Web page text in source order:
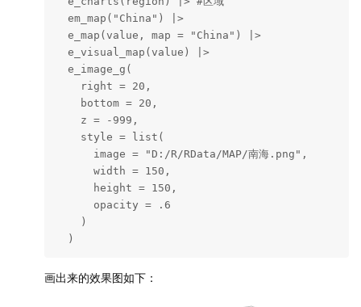
  em_map("China") |>
  e_map(value, map = "China") |>
  e_visual_map(value) |>
  e_image_g(
    right = 20,
    bottom = 20,
    z = -999,
    style = list(
      image = "D:/R/RData/MAP/南海.png",
      width = 150,
      height = 150,
      opacity = .6
    )
  )
画出来的效果图如下：